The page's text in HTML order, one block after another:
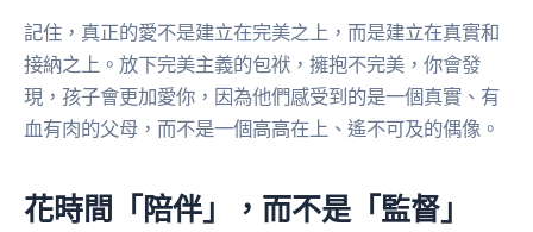
記住，真正的愛不是建立在完美之上，而是建立在真實和
接納之上。放下完美主義的包袱，擁抱不完美，你會發
現，孩子會更加愛你，因為他們感受到的是一個真實、有
血有肉的父母，而不是一個高高在上、遙不可及的偶像。
花時間「陪伴」，而不是「監督」